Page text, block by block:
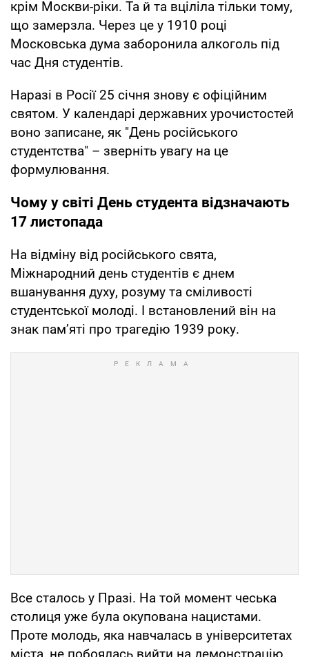
крім Москви-ріки. Та й та вціліла тільки тому,
що замерзла. Через це у 1910 році
Московська дума заборонила алкоголь під
час Дня студентів.
Наразі в Росії 25 січня знову є офіційним
святом. У календарі державних урочистостей
воно записане, як "День російського
студентства" – зверніть увагу на це
формулювання.
Чому у світі День студента відзначають
17 листопада
На відміну від російського свята,
Міжнародний день студентів є днем
вшанування духу, розуму та сміливості
студентської молоді. І встановлений він на
знак пам’яті про трагедію 1939 року.
Все сталось у Празі. На той момент чеська
столиця уже була окупована нацистами.
Проте молодь, яка навчалась в університетах
міста, не побоялась вийти на демонстрацію,